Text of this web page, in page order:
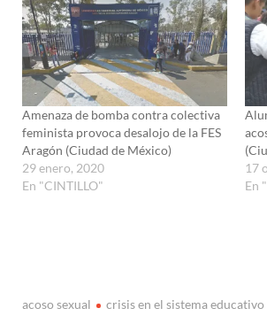
Amenaza de bomba contra colectiva
feminista provoca desalojo de la FES
Aragón (Ciudad de México)
29 enero, 2020
En "CINTILLO"
17
En
acoso sexual crisis en el sistema educativo